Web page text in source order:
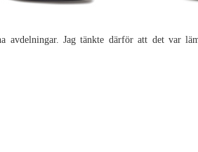
avdelningar. Jag tänkte därför att det var